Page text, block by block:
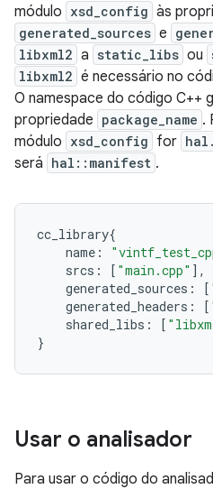
módulo xsd_config às
generated_sources e
libxml2 a static_libs ou
libxml2 é necessário no
O namespace do código C++
propriedade package_name .
módulo xsd_config for
será hal::manifest .
cc_library{
name :
srcs : [ "main.cpp" ],
generated_sources : [
generated_headers : [
shared_libs : [
}
Usar o analisador
Para usar o código do